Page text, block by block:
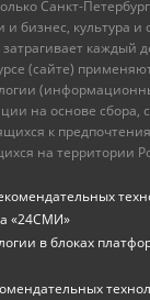
Санкт-
и бизнес, культура и
каждый
(сайте)
на основе сбора,
к
на территории
«24СМИ»
в блоках